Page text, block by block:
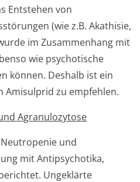
Entstehen von
(wie z.B. Akathisie,
im Zusammenhang mit
wie psychotische
können. Deshalb ist ein
Amisulprid zu empfehlen.
Agranulozytose
und
mit Antipsychotika,
Ungeklärte